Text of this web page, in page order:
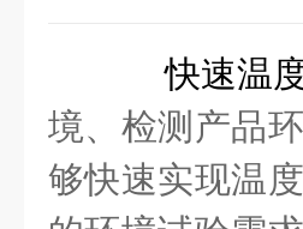
快速温
境、检测产品
够快速实现温